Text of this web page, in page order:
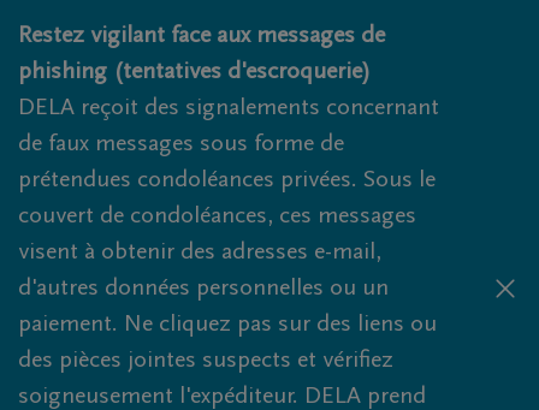
Obituaries.breadcrumbs.SkipLink
Restez vigilant face aux messages de
phishing (tentatives d'escroquerie)
DELA reçoit des signalements concernant
de faux messages sous forme de
prétendues condoléances privées. Sous le
couvert de condoléances, ces messages
visent à obtenir des adresses e-mail,
d'autres données personnelles ou un
paiement. Ne cliquez pas sur des liens ou
des pièces jointes suspects et vérifiez
soigneusement l'expéditeur. DELA prend